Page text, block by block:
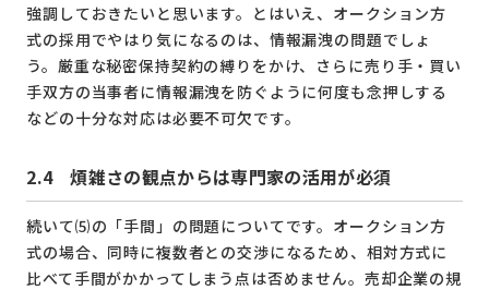
強調しておきたいと思います。とはいえ、オークション方
式の採用でやはり気になるのは、情報漏洩の問題でしょ
う。厳重な秘密保持契約の縛りをかけ、さらに売り手・買い
手双方の当事者に情報漏洩を防ぐように何度も念押しする
などの十分な対応は必要不可欠です。
2.4 煩雑さの観点からは専門家の活用が必須
続いて⑸の「手間」の問題についてです。オークション方
式の場合、同時に複数者との交渉になるため、相対方式に
比べて手間がかかってしまう点は否めません。売却企業の規